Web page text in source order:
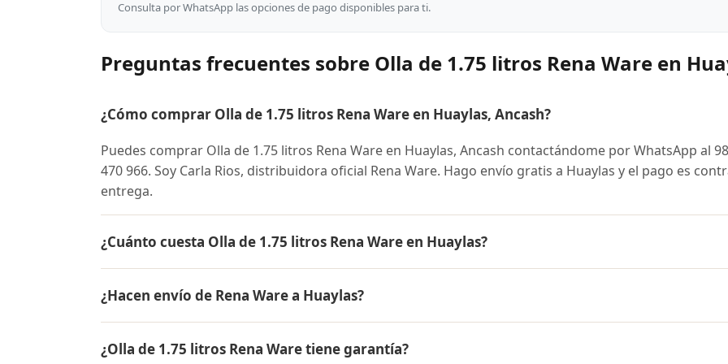
Consulta por WhatsApp las opciones de pago disponibles para ti.
Preguntas frecuentes sobre Olla de 1.75 litros Rena Ware en
¿Cómo comprar Olla de 1.75 litros Rena Ware en Huaylas, Ancash?
Puedes comprar Olla de 1.75 litros Rena Ware en Huaylas, Ancash contactándome por WhatsApp al
470 966. Soy Carla Rios, distribuidora oficial Rena Ware. Hago envío gratis a Huaylas y el pago es
entrega.
¿Cuánto cuesta Olla de 1.75 litros Rena Ware en Huaylas?
conocer el precio actual, promociones disponibles y facilidades de pago en cuotas desde el 10% de
¿Hacen envío de Rena Ware a Huaylas?
contra entrega.
¿Olla de 1.75 litros Rena Ware tiene garantía?